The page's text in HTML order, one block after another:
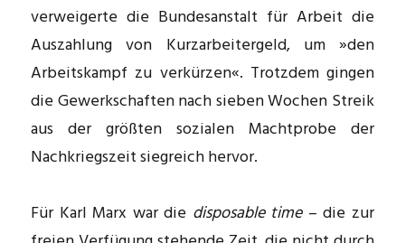
verweigerte die Bundesanstalt für Arbeit die
Auszahlung von Kurzarbeitergeld, um »den
Arbeitskampf zu verkürzen«. Trotzdem gingen
die Gewerkschaften nach sieben Wochen Streik
aus der größten sozialen Machtprobe der
Nachkriegszeit siegreich hervor.
Für Karl Marx war die disposable time– die zur